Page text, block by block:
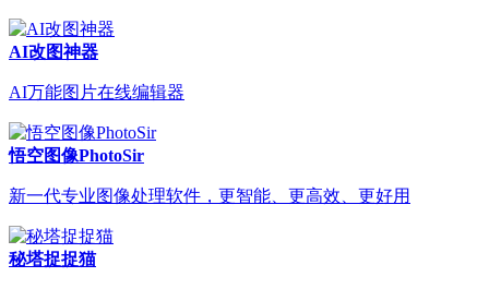
AI改图神器
AI万能图片在线编辑器
悟空图像PhotoSir
新一代专业图像处理软件，更智能、更高效、更好用
秘塔捉捉猫